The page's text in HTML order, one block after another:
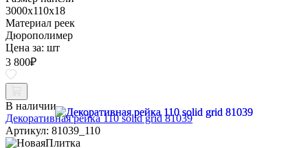
3000x110x18
Материал реек
Дюрополимер
Цена за: шт
3 800₽
В наличии
Декоративная рейка 110 solid grid 81039
Артикул: 81039_110